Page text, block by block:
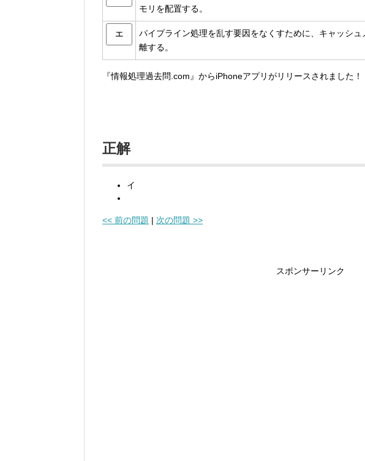
モリを配置する。
エ
パイプライン処理を乱す要因をなくすために、キャッシ
離する。
『情報処理過去問.com』からiPhoneアプリがリリースされました！
正解
イ
<< 前の問題 | 次の問題 >>
スポンサーリンク